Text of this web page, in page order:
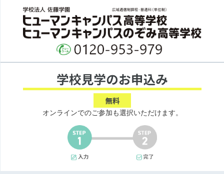
オンラインでのご参加も選択いただけます。